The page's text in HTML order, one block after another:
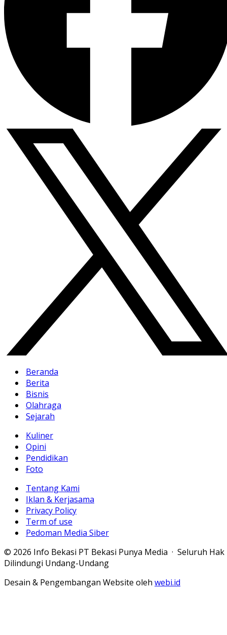
Beranda
Berita
Bisnis
Olahraga
Sejarah
Kuliner
Opini
Pendidikan
Foto
Tentang Kami
Iklan & Kerjasama
Privacy Policy
Term of use
Pedoman Media Siber
© 2026 Info Bekasi PT Bekasi Punya Media · Seluruh Hak
Dilindungi Undang-Undang
Desain & Pengembangan Website oleh webi.id